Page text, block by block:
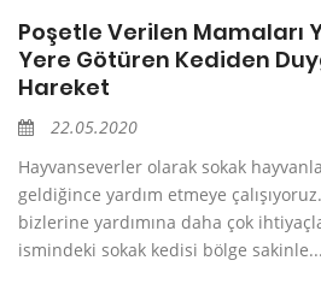
Poşetle Verilen Mamaları
Yere Götüren Kediden
Hareket
22.05.2020
Hayvanseverler olarak sokak
geldiğince yardım etmeye
bizlerine yardımına daha çok
ismindeki sokak kedisi bölge sakinle...